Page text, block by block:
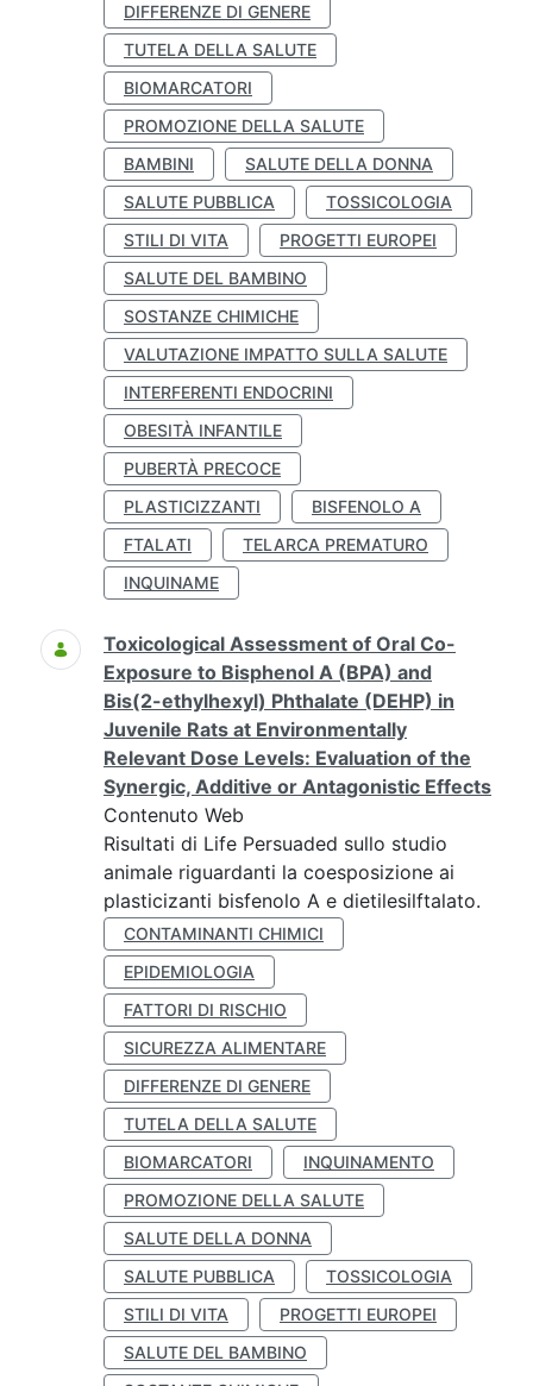
DIFFERENZE DI GENERE
TUTELA DELLA SALUTE
BIOMARCATORI
PROMOZIONE DELLA SALUTE
BAMBINI
SALUTE DELLA DONNA
SALUTE PUBBLICA
TOSSICOLOGIA
STILI DI VITA
PROGETTI EUROPEI
SALUTE DEL BAMBINO
SOSTANZE CHIMICHE
VALUTAZIONE IMPATTO SULLA SALUTE
INTERFERENTI ENDOCRINI
OBESITÀ INFANTILE
PUBERTÀ PRECOCE
PLASTICIZZANTI
BISFENOLO A
FTALATI
TELARCA PREMATURO
INQUINAME
Toxicological Assessment of Oral Co-
Exposure to Bisphenol A (BPA) and
Bis(2-ethylhexyl) Phthalate (DEHP) in
Juvenile Rats at Environmentally
Relevant Dose Levels: Evaluation of the
Synergic, Additive or Antagonistic Effects
Contenuto Web
Risultati di Life Persuaded sullo studio
animale riguardanti la coesposizione ai
plasticizanti bisfenolo A e dietilesilftalato.
CONTAMINANTI CHIMICI
EPIDEMIOLOGIA
FATTORI DI RISCHIO
SICUREZZA ALIMENTARE
DIFFERENZE DI GENERE
TUTELA DELLA SALUTE
BIOMARCATORI
INQUINAMENTO
PROMOZIONE DELLA SALUTE
SALUTE DELLA DONNA
SALUTE PUBBLICA
TOSSICOLOGIA
STILI DI VITA
PROGETTI EUROPEI
SALUTE DEL BAMBINO